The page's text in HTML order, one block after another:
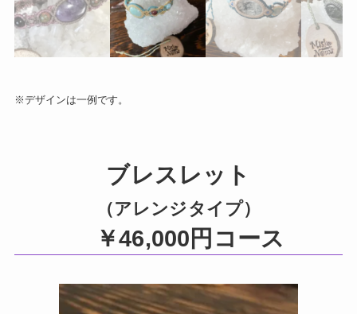
※デザインは一例です。
ブレスレット
（アレンジタイプ）
￥46,000円コース